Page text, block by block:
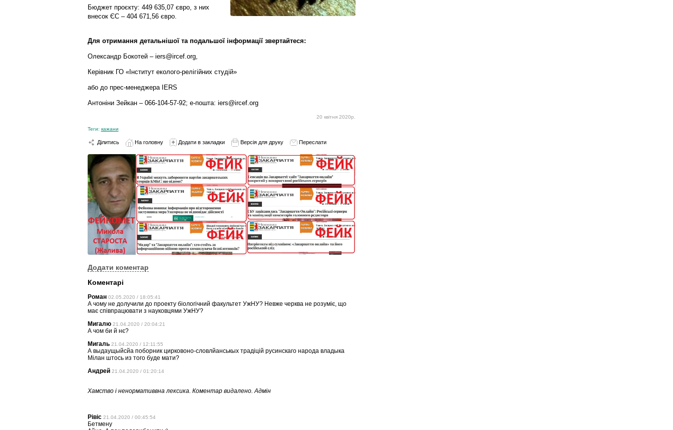
Бюджет проєкту: 449 635,07 євро, з них
внесок ЄС – 404 671,56 євро.
Для отримання детальнішої та подальшої інформації звертайтеся:
Олександр Бокотей – iers@ircef.org,
Керівник ГО «Інститут еколого-релігійних студій»
або до прес-менеджера IERS
Антоніни Зейкан – 066-104-57-92; е-пошта: iers@ircef.org
20 квітня 2020р.
Теги: кажани
Ділитись На головну Додати в закладки Версія для друку Переслати
Додати коментар
Коментарі
Роман 02.05.2020 / 18:05:41
А чому не долучили до проекту біологічний факультет УжНУ? Невже черква не розуміє, що
має співпрацювати з науковцями УжНУ?
Мигалю 21.04.2020 / 20:04:21
А чом би й нє?
Мигаль 21.04.2020 / 12:11:55
А выдаущыйсйа поборник цирковоно-словлйанськых традіцій русинскаго народа владыка
Мілан штось из того буде мати?
Андрей 21.04.2020 / 01:20:14
Хамство і ненормативвна лексика. Коментар видалено. Адмін
Рівіс 21.04.2020 / 00:45:54
Бетмену